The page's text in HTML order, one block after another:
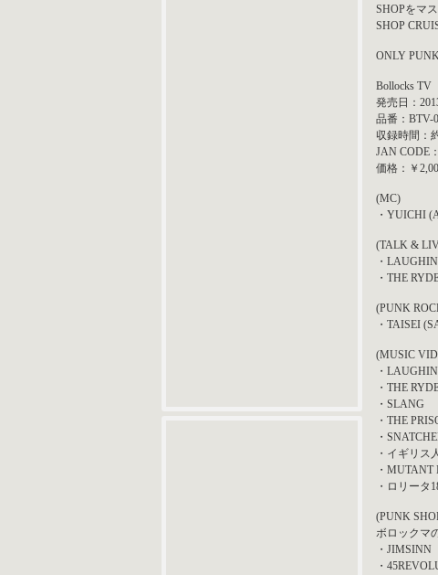
SHOPをマ
SHOP
ONLY
Bollocks TV
発売日：
品番：BTV-
収録時間：
JAN CODE
価格：￥
(MC)
・YUICHI
(TALK &
・
・THE
(PUNK
・TAISEI
(MUSIC
・
・THE
・SLANG
・THE
・
・イギリス
・MUTANT
・ロリータ
(PUNK
ボロックマ
・JIMSINN
・